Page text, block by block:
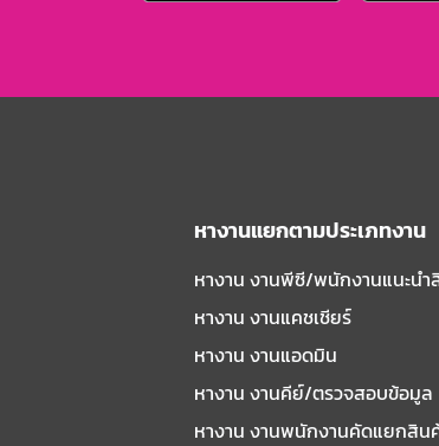
หางานแยกตามประเภทงาน
หางาน งานพีซี/พนักงานแนะนํา
หางาน งานแคชเชียร์
หางาน งานแอดมิน
หางาน งานคีย์/ตรวจสอบข้อมูล
หางาน งานพนักงานคัดแยกสิน